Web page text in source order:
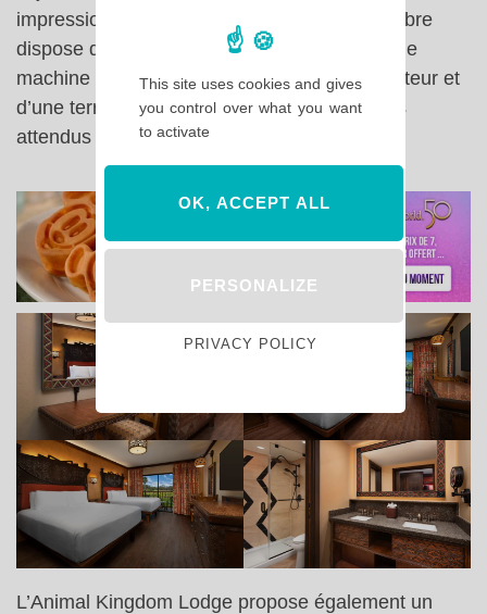
impressionner en revanche … Chaque chambre
dispose d’une salle de bain avec baignoire, de
machine à café, d’une TV, d’un petit réfrigérateur et
d’une terrasse en plus des services habituels
attendus dans un hôtel de ce standing.
L’Animal Kingdom Lodge propose également un
This site uses cookies and gives
you control over what you want
to activate
OK, ACCEPT ALL
PERSONALIZE
PRIVACY POLICY